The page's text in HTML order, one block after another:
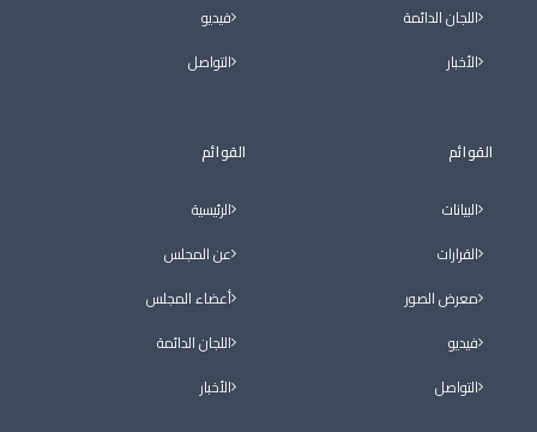
اللجان الدائمة
الأخبار
القوائم
البيانات
القرارات
معرض الصور
فيديو
التواصل
فيديو
التواصل
القوائم
الرئيسية
عن المجلس
أعضاء المجلس
اللجان الدائمة
الأخبار